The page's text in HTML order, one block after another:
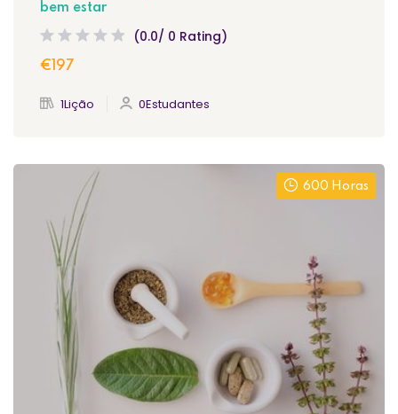
bem estar
(0.0/ 0 Rating)
€197
1Lição 0Estudantes
600 Horas